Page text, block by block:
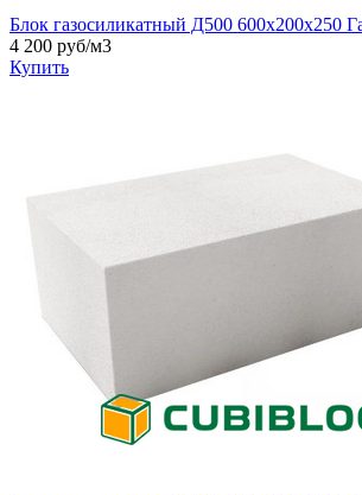
Блок газосиликатный Д500 600х200х250
4 200 руб/м3
Купить